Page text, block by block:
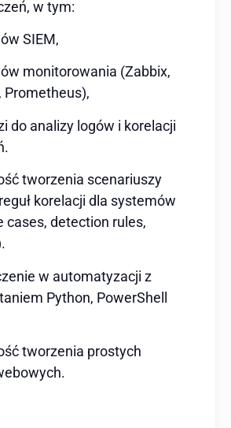
w tym:
SIEM,
monitorowania (Zabbix,
Prometheus),
do analizy logów i korelacji
tworzenia scenariuszy
korelacji dla systemów
cases, detection rules,
w automatyzacji z
Python, PowerShell
tworzenia prostych